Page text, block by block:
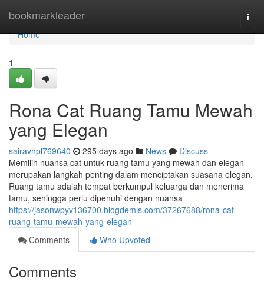
bookmarkleader
Home
Home
1
Rona Cat Ruang Tamu Mewah
yang Elegan
sairavhpl769640 295 days ago News
Discuss
Memilih nuansa cat untuk ruang tamu yang mewah dan elegan
merupakan langkah penting dalam menciptakan suasana elegan.
Ruang tamu adalah tempat berkumpul keluarga dan menerima
tamu, sehingga perlu dipenuhi dengan nuansa
https://jasonwpyv136700.blogdemls.com/37267688/rona-cat-
ruang-tamu-mewah-yang-elegan
Comments
Who Upvoted
Comments